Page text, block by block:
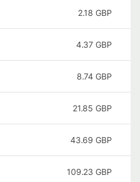
2.18 GBP
4.37 GBP
8.74 GBP
21.85 GBP
43.69 GBP
109.23 GBP